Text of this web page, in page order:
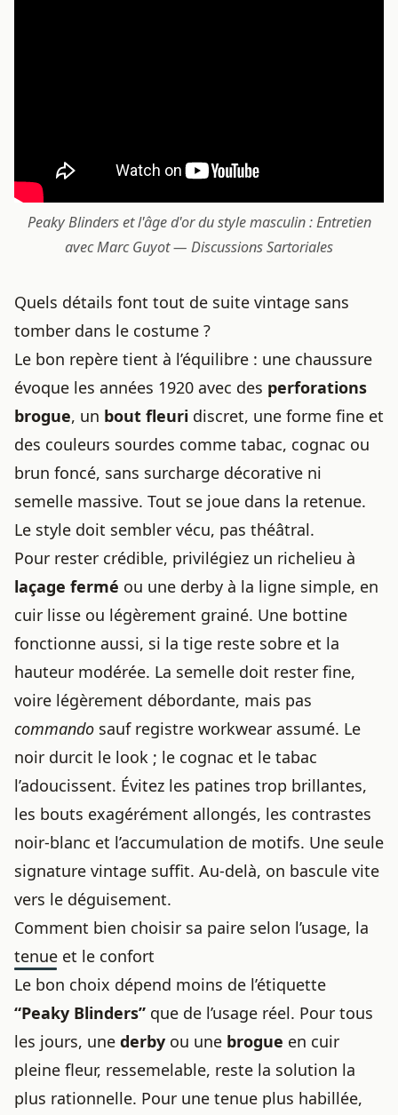
Peaky Blinders et l'âge d'or du style masculin : Entretien
avec Marc Guyot — Discussions Sartoriales
Quels détails font tout de suite vintage sans
tomber dans le costume ?
Le bon repère tient à l’équilibre : une chaussure
évoque les années 1920 avec des perforations
brogue, un bout fleuri discret, une forme fine et
des couleurs sourdes comme tabac, cognac ou
brun foncé, sans surcharge décorative ni
semelle massive. Tout se joue dans la retenue.
Le style doit sembler vécu, pas théâtral.
Pour rester crédible, privilégiez un richelieu à
laçage fermé ou une derby à la ligne simple, en
cuir lisse ou légèrement grainé. Une bottine
fonctionne aussi, si la tige reste sobre et la
hauteur modérée. La semelle doit rester fine,
voire légèrement débordante, mais pas
commando sauf registre workwear assumé. Le
noir durcit le look ; le cognac et le tabac
l’adoucissent. Évitez les patines trop brillantes,
les bouts exagérément allongés, les contrastes
noir-blanc et l’accumulation de motifs. Une seule
signature vintage suffit. Au-delà, on bascule vite
vers le déguisement.
Comment bien choisir sa paire selon l’usage, la
tenue et le confort
Le bon choix dépend moins de l’étiquette
“Peaky Blinders” que de l’usage réel. Pour tous
les jours, une derby ou une brogue en cuir
pleine fleur, ressemelable, reste la solution la
plus rationnelle. Pour une tenue plus habillée,